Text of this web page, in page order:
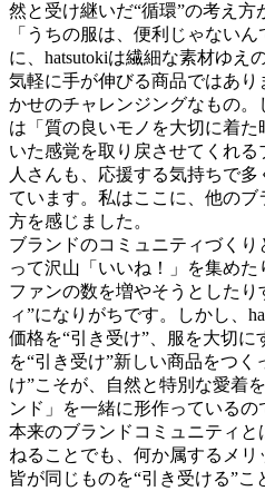
然と受け継いだ“循環”の考え方
「うちの服は、便利じゃない
に、hatsutokiは繊細な素材ゆえ
気軽に手が伸びる商品ではあ
かせのチャレンジングなもの。
は「質の良いモノを大切に着
いた感覚を取り戻させてくれ
人さんも、応援する気持ちで
ています。私はここに、他のブ
方を感じました。
ブランドのコミュニティづく
って沢山「いいね！」を集め
ファンの数を増やそうとした
ィ”になりがちです。しかし、
価格を“引き受け”、服を大切
を“引き受け”新しい商品をつく
け”こそが、自然と特別な愛着
ンド」を一緒に形作っているの
本来のブランドコミュニティ
ねることでも、何か属するメリ
皆が同じものを“引き受ける”